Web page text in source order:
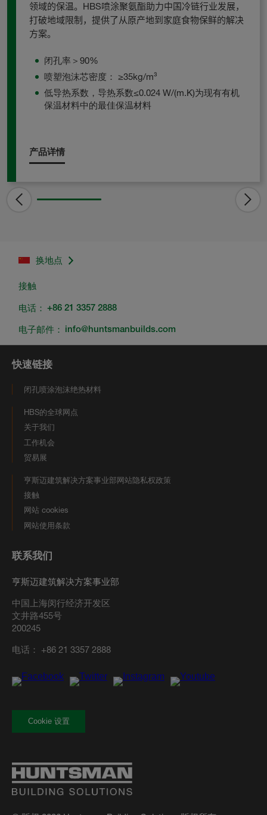
领域的保温。 HBS喷涂聚氨酯助力中国冷链行业发展，
打破地域限制，提供了从原产地到家庭食物保鲜的解决
方案。
闭孔率＞90%
喷塑泡沫芯密度： ≥35kg/m³
低导热系数，导热系数≤0.024 W/(m.K)为现有有机
保温材料中的最佳保温材料
产品详情
换地点
接触
电话： +86 21 3357 2888
电子邮件： info@huntsmanbuilds.com
快速链接
闭孔喷涂泡沫绝热材料
HBS的全球网点
关于我们
工作机会
贸易展
亨斯迈建筑解决方案事业部网站隐私权政策
接触
网站 cookies
网站使用条款
联系我们
亨斯迈建筑解决方案事业部
中国上海闵行经济开发区
文井路455号
200245
电话： +86 21 3357 2888
Cookie 设置